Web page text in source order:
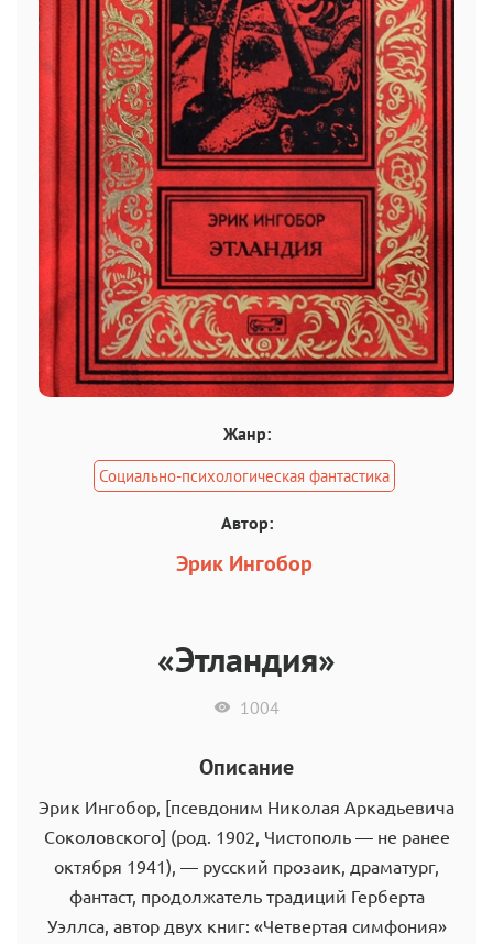
Жанр:
Социально-психологическая фантастика
Автор:
Эрик Ингобор
«Этландия»
1004
Описание
Эрик Ингобор, [псевдоним Николая Аркадьевича
Соколовского] (род. 1902, Чистополь — не ранее
октября 1941), — русский прозаик, драматург,
фантаст, продолжатель традиций Герберта
Уэллса, автор двух книг: «Четвертая симфония»